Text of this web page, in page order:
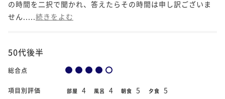
の時間を二択で聞かれ、答えたらその時間は申し訳ございま
せん..... 続きをよむ
50代後半
総合点
項目別評価 部屋 4 風呂 4 朝食 5 夕食 5